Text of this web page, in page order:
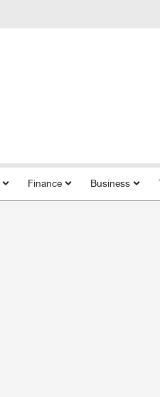
Finance Business